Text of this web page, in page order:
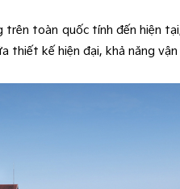
trên toàn quốc tính đến hiện
kế hiện đại, khả năng